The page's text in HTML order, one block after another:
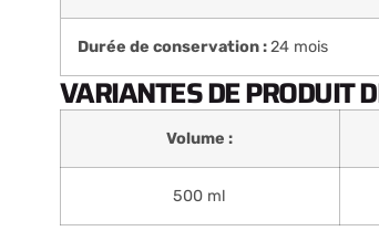
Durée de conservation :24 mois
VARIANTES DE PRODUIT
Volume :
500 ml